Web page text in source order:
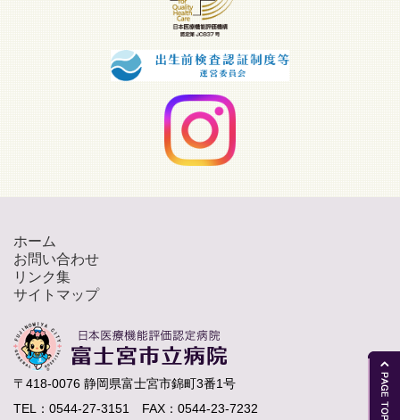
ホーム
お問い合わせ
リンク集
サイトマップ
〒418-0076 静岡県富士宮市錦町3番1号
TEL：0544-27-3151 FAX：0544-23-7232